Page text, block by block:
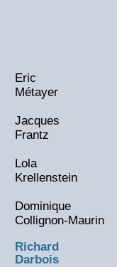
Eric
Métayer
Jacques
Frantz
Lola
Krellenstein
Dominique
Collignon-Maurin
Richard
Darbois